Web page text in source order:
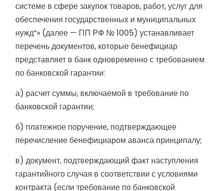
системе в сфере закупок товаров, работ, услуг для
обеспечения государственных и муниципальных
нужд“» (далее — ПП РФ № 1005) устанавливает
перечень документов, которые бенефициар
представляет в банк одновременно с требованием
по банковской гарантии:
а) расчет суммы, включаемой в требование по
банковской гарантии;
б) платежное поручение, подтверждающее
перечисление бенефициаром аванса принципалу;
в) документ, подтверждающий факт наступления
гарантийного случая в соответствии с условиями
контракта (если требование по банковской